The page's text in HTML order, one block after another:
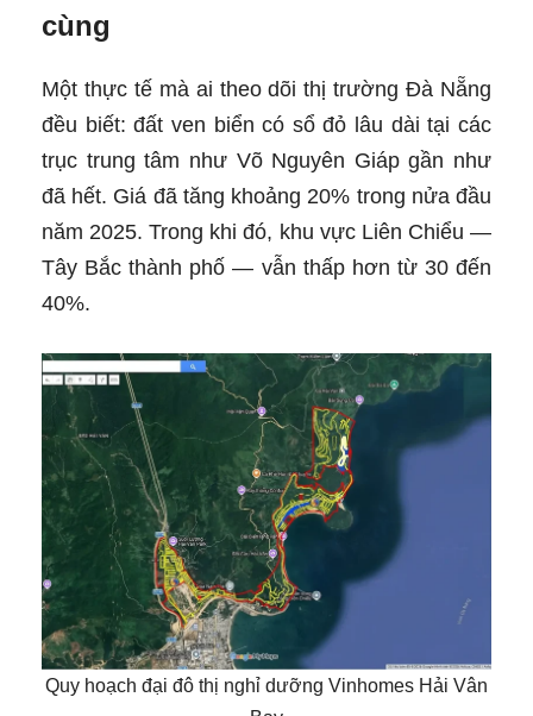
cùng
Một thực tế mà ai theo dõi thị trường Đà Nẵng
đều biết: đất ven biển có sổ đỏ lâu dài tại các
trục trung tâm như Võ Nguyên Giáp gần như
đã hết. Giá đã tăng khoảng 20% trong nửa đầu
năm 2025. Trong khi đó, khu vực Liên Chiểu —
Tây Bắc thành phố — vẫn thấp hơn từ 30 đến
40%.
Quy hoạch đại đô thị nghỉ dưỡng Vinhomes Hải Vân